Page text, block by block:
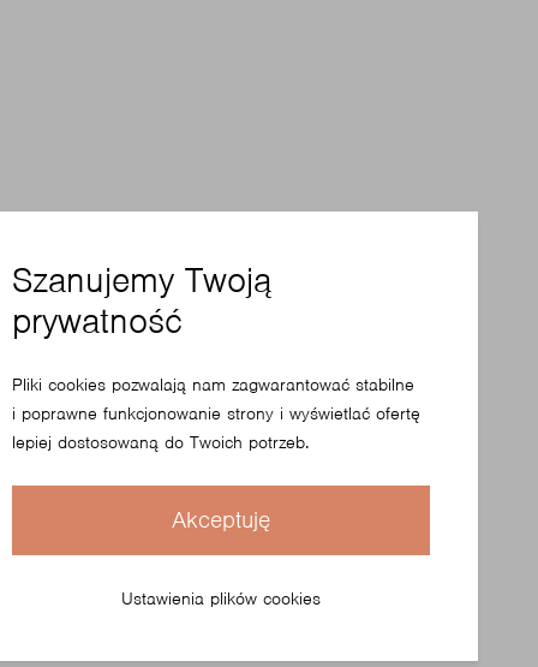
Zobacz kolekcję SoftBox
Szanujemy Twoją
prywatność
Pliki cookies pozwalają nam zagwarantować stabilne
i poprawne funkcjonowanie strony i wyświetlać ofertę
lepiej dostosowaną do Twoich potrzeb.
Akceptuję
Ustawienia plików cookies